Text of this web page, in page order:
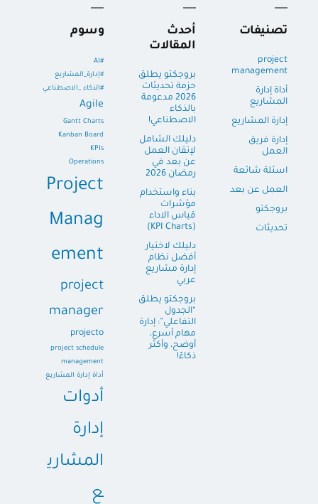
تصنيفات
project
management
أداة إدارة
المشاريع
إدارة المشاريع
إدارة فريق
العمل
اسئلة شائعة
العمل عن بعد
بروجكتو
تحديثات
أحدث
المقالات
بروجكتو يطلق
حزمة تحديثات
2026 مدعومة
بالذكاء
الاصطناعي!
دليلك الشامل
لإتقان العمل
عن بعد في
رمضان 2026
بناء واستخدام
مؤشرات
قياس الاداء
(KPI Charts)
دليلك لاختيار
أفضل نظام
إدارة مشاريع
عربي
بروجكتو يطلق
“الجدول
التفاعلي”: إدارة
مهام أسرع،
أوضح، وأكثر
ذكاءً!
وسوم
#AI
#إدارة_المشاريع
#الذكاء _الاصطناعي
Agile
Gantt Charts
Kanban Board
KPIs
Operations
Project
Manag
ement
project
manager
projecto
project schedule
management
أداة إدارة المشاريع
أدوات
إدارة
المشاري
ع